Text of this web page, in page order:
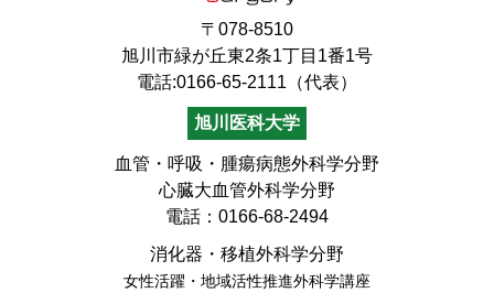
〒078-8510
旭川市緑が丘東2条1丁目1番1号
電話:0166-65-2111（代表）
旭川医科大学
血管・呼吸・腫瘍病態外科学分野
心臓大血管外科学分野
電話：0166-68-2494
消化器・移植外科学分野
女性活躍・地域活性推進外科学講座